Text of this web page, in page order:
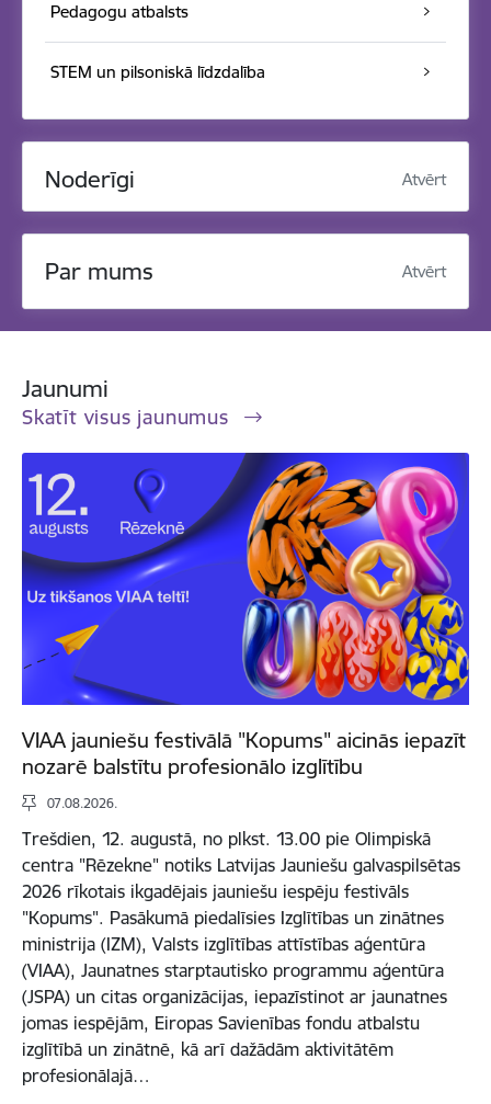
Pedagogu atbalsts
STEM un pilsoniskā līdzdalība
Noderīgi Atvērt
Par mums Atvērt
Jaunumi
Skatīt visus jaunumus
VIAA jauniešu festivālā "Kopums" aicinās iepazīt
nozarē balstītu profesionālo izglītību
07.08.2026.
Trešdien, 12. augustā, no plkst. 13.00 pie Olimpiskā
centra "Rēzekne" notiks Latvijas Jauniešu galvaspilsētas
2026 rīkotais ikgadējais jauniešu iespēju festivāls
"Kopums". Pasākumā piedalīsies Izglītības un zinātnes
ministrija (IZM), Valsts izglītības attīstības aģentūra
(VIAA), Jaunatnes starptautisko programmu aģentūra
(JSPA) un citas organizācijas, iepazīstinot ar jaunatnes
jomas iespējām, Eiropas Savienības fondu atbalstu
izglītībā un zinātnē, kā arī dažādām aktivitātēm
profesionālajā…